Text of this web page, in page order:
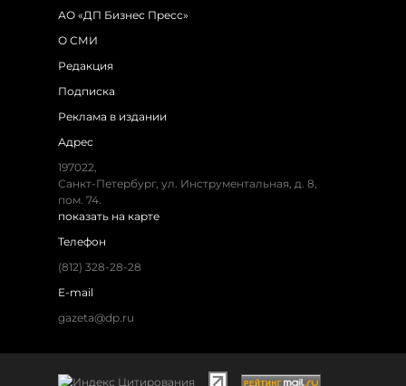
АО «ДП Бизнес Пресс»
О СМИ
Редакция
Подписка
Реклама в издании
Адрес
197022,
Санкт-Петербург, ул. Инструментальная, д. 8,
пом. 74.
показать на карте
Телефон
(812) 328-28-28
E-mail
gazeta@dp.ru